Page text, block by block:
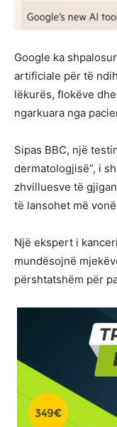
Google ka
artificiale për të
lëkurës, flokëve
ngarkuara nga
Sipas BBC, një
dermatologjisë”, i
zhvilluesve të
të lansohet më
Një ekspert i
mundësojnë
përshtatshëm për